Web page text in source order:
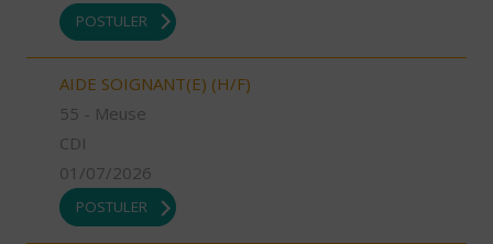
POSTULER
AIDE SOIGNANT(E) (H/F)
55 - Meuse
CDI
01/07/2026
POSTULER